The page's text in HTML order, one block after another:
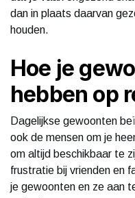
dan in plaats daarvan
houden.
Hoe je
hebben op
Dagelijkse gewoonten
ook de mensen om je
om altijd beschikbaar te
frustratie bij vrienden en
je gewoonten en ze aan